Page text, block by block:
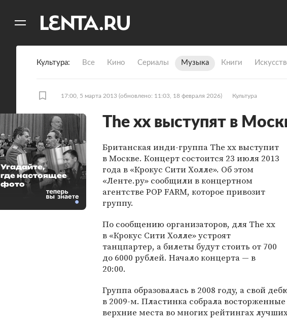
Культура Все Кино Сериалы Музыка Книги
17:00, 5 марта 2013 (обновлено: 11:03, 18 февраля 2026) Культура
The xx выступят в
Британская инди-группа The xx выступит
в Москве. Концерт состоится 23 июля 2013
года в «Крокус Сити Холле». Об этом
«Ленте.ру» сообщили в концертном
агентстве POP FARM, которое привозит
группу.
По сообщению организаторов, для The xx
в «Крокус Сити Холле» устроят
танцпартер, а билеты будут стоить от 700
до 6000 рублей. Начало концерта — в
20:00.
Группа образовалась в 2008 году, а свой
в 2009-м. Пластинка собрала
верхние места во многих рейтингах
Угадайте,
где настоящее
фото